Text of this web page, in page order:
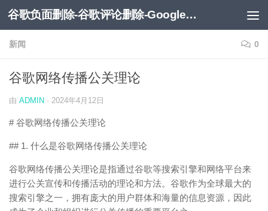
跳至内容 谷歌负面删除-谷歌评论删除-Google负面移除-Google负面评论删除
新闻 0
谷歌网络传播公关理论
由 ADMIN · 2024年4月12日
# 谷歌网络传播公关理论
## 1. 什么是谷歌网络传播公关理论
谷歌网络传播公关理论是指通过谷歌等搜索引擎和网络平台来
进行公关宣传和传播活动的理论和方法。谷歌作为全球最大的
搜索引擎之一，拥有庞大的用户群体和海量的信息资源，因此